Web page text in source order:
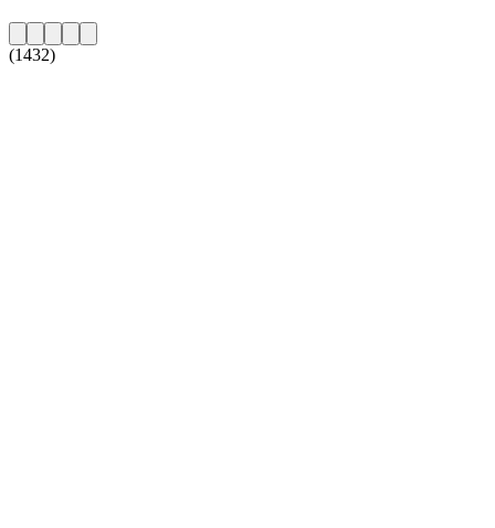
(1432)